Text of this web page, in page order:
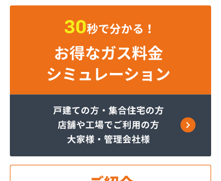
河原実業株式会社 藤岡営業所
株式会社JAエルサポート LPガス総合センター
株式会社JAエルサポート じゃすぽーと真岡SS
株式会社JAエルサポート 県東支店
株式会社JAエルサポート 日光営業所
株式会社JAエルサポート
株式会社JAエルサポート 県北支店
株式会社MIKANE